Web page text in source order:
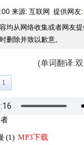
来源: 互联网 提供网友:
均从网络收集或者网友
删除并致以歉意。
(单词翻译: